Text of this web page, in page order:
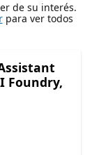
de su interés.
para ver todos
Foundry,